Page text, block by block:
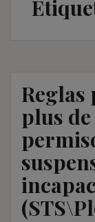
Reglas
plus